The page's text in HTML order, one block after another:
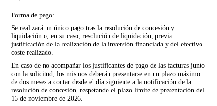
Forma de pago:
Se realizará un único pago tras la resolución de concesión y
liquidación o, en su caso, resolución de liquidación, previa
justificación de la realización de la inversión financiada y del efectivo
coste realizado.
En caso de no acompañar los justificantes de pago de las facturas junto
con la solicitud, los mismos deberán presentarse en un plazo máximo
de dos meses a contar desde el día siguiente a la notificación de la
resolución de concesión, respetando el plazo límite de presentación del
16 de noviembre de 2026.